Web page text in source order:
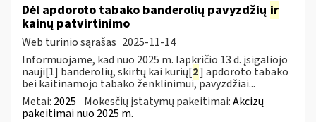
Dėl apdoroto tabako banderolių pavyzdžių ir
kainų patvirtinimo
Web turinio sąrašas 2025-11-14
Informuojame, kad nuo 2025 m. lapkričio 13 d. įsigaliojo
nauji[1] banderolių, skirtų kai kurių[2] apdoroto tabako
bei kaitinamojo tabako ženklinimui, pavyzdžiai...
Metai: 2025 Mokesčių įstatymų pakeitimai:Akcizų
pakeitimai nuo 2025 m.